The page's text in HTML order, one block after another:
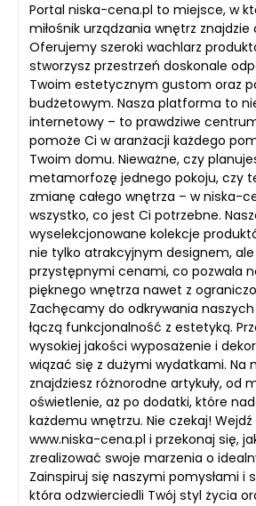
Portal niska-cena.pl to miejsce, w
miłośnik urządzania wnętrz znajdzie
Oferujemy szeroki wachlarz
stworzysz przestrzeń doskonale
Twoim estetycznym gustom oraz
budżetowym. Nasza platforma to
internetowy – to prawdziwe
pomoże Ci w aranżacji każdego
Twoim domu. Nieważne, czy
metamorfozę jednego pokoju, czy
zmianę całego wnętrza – w niska-
wszystko, co jest Ci potrzebne.
wyselekcjonowane kolekcje
nie tylko atrakcyjnym designem, ale
przystępnymi cenami, co pozwala
pięknego wnętrza nawet z
Zachęcamy do odkrywania
łączą funkcjonalność z estetyką.
wysokiej jakości wyposażenie i
wiązać się z dużymi wydatkami. Na
znajdziesz różnorodne artykuły, od
oświetlenie, aż po dodatki, które
każdemu wnętrzu. Nie czekaj!
www.niska-cena.pl i przekonaj się,
zrealizować swoje marzenia o
Zainspiruj się naszymi pomysłami i
która odzwierciedli Twój styl życia